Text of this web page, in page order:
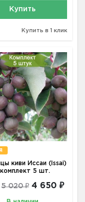
Купить
Купить в 1 клик
киви Иссаи (Issai)
5 шт.
5 020 ₽ 4 650 ₽